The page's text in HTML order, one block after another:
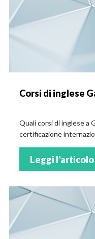
Corsi di inglese
Quali corsi di inglese a
certificazione
nella tua città!
Leggi l'articolo